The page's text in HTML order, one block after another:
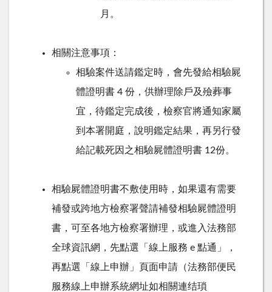
月。
相關注意事項：
相驗案件送請鑑定時，會先發給相驗屍
體證明書 4 份，供辦理除戶及殮葬事
宜，待鑑定完成後，檢察官將通知家屬
到本署開庭，說明鑑定結果，再另行發
給記載死因之相驗屍體證明書 12份。
相驗屍體證明書不敷使用時，如果還有需要
補發或跨地方檢察署聲請補發相驗屍體證明
書，可至各地方檢察署辦理，或進入法務部
全球資訊網，先點選「線上服務 e 點通」，
再點選「線上申辦」頁面申請（法務部便民
服務線上申辦系統網址如相關連结瑣